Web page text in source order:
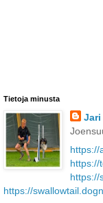
Tietoja minusta
Jari
https://
https://
https://
https://